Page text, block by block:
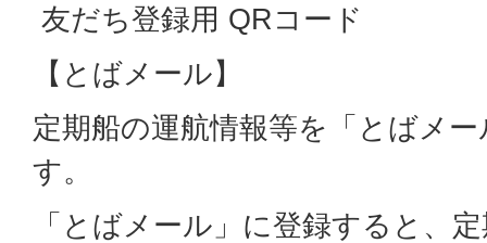
友だち登録用 QRコード
【とばメール】
定期船の運航情報等を「とばメ
す。
「とばメール」に登録すると、